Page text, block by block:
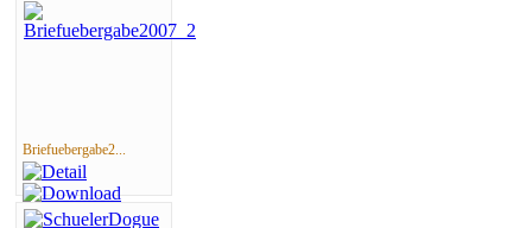
Briefuebergabe2...